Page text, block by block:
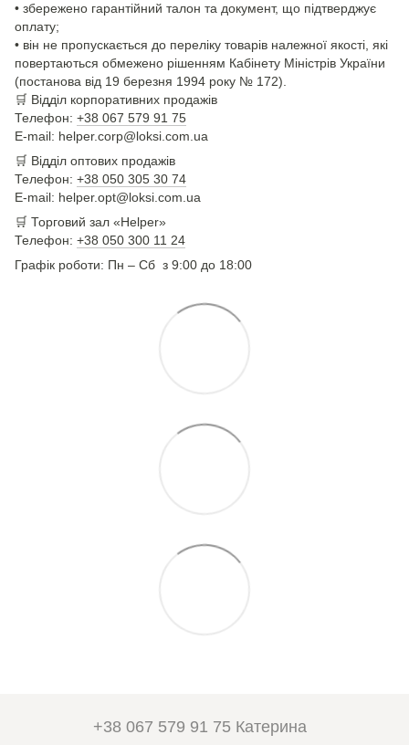
• збережено гарантійний талон та документ, що підтверджує
оплату;
• він не пропускається до переліку товарів належної якості, які
повертаються обмежено рішенням Кабінету Міністрів України
(постанова від 19 березня 1994 року № 172).
🛒 Відділ корпоративних продажів
Телефон: +38 067 579 91 75
E-mail: helper.corp@loksi.com.ua
🛒 Відділ оптових продажів
Телефон: +38 050 305 30 74
E-mail: helper.opt@loksi.com.ua
🛒 Торговий зал «Helper»
Телефон: +38 050 300 11 24
Графік роботи: Пн – Сб з 9:00 до 18:00
+38 067 579 91 75 Катерина